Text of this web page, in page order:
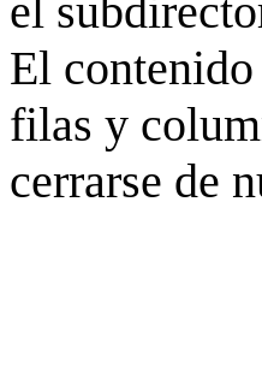
el
El
filas y
cerrarse de